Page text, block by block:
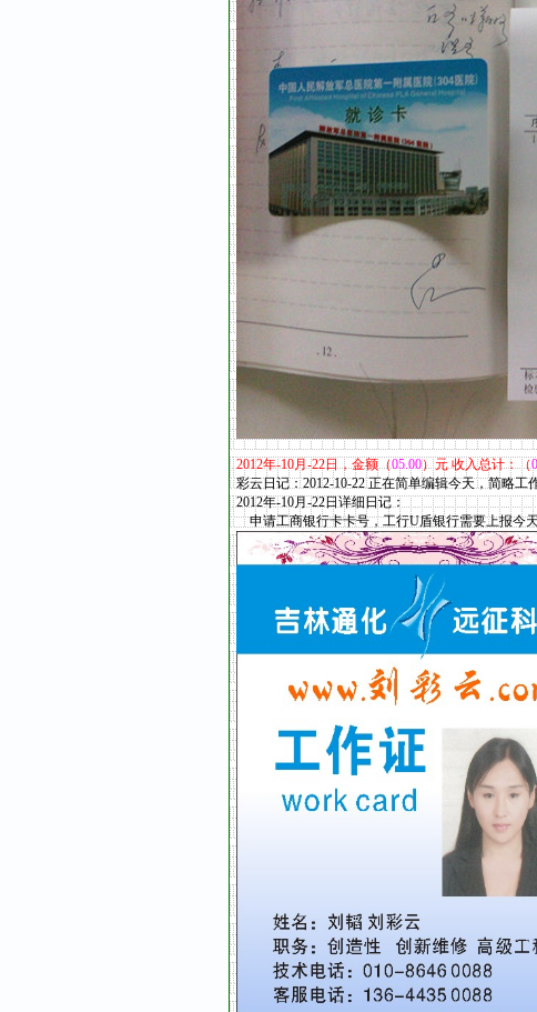
2012年-10月-22日，金额（05.00）元 收入总计：（
彩云日记：2012-10-22 正在简单编辑今天，简略工
2012年-10月 -22日详细日记：
申请工商银行卡卡号，工行U盾银行需要上报今